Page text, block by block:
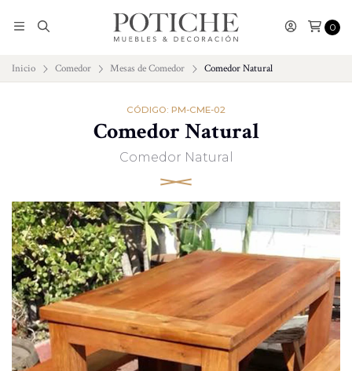
0
Inicio Comedor Mesas de Comedor Comedor Natural
CÓDIGO: PM-CME-02
Comedor Natural
Comedor Natural